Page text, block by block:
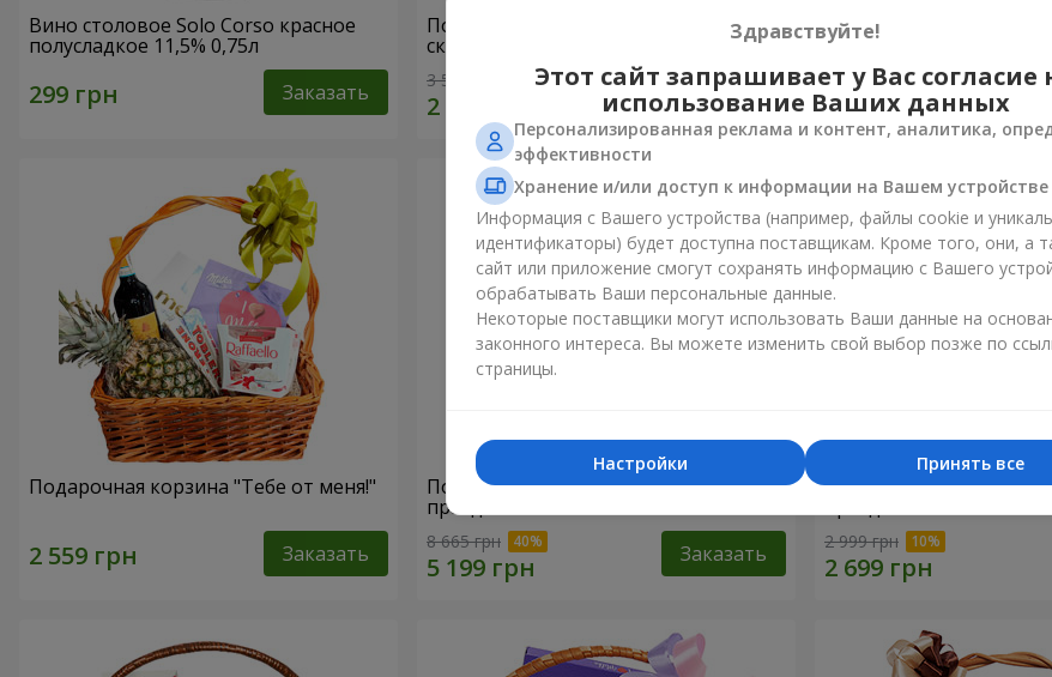
Вино столовое Solo Corso красное
полусладкое 11,5% 0,75л
Заказать
Подарочная коробка "Сладкая
сказка"
3 513 грн Заказать
Композиция "Сладкая
1 666 грн
Подарочная корзина "Тебе от меня!"
Заказать
Подарочная коробка "Предчувствие
праздника"
8 665 грн Заказать
Подарочная корзина
2 999 грн
Здравствуйте!
Этот сайт запрашивает у Вас согласие
использование Ваших данных
Персонализированная реклама и контент, аналитика,
эффективности
Хранение и/или доступ к информации на Вашем устройстве
Информация с Вашего устройства (например, файлы cookie и
идентификаторы) будет доступна поставщикам. Кроме того, они, а
сайт или приложение смогут сохранять информацию с Вашего
обрабатывать Ваши персональные данные.
Некоторые поставщики могут использовать Ваши данные на
законного интереса. Вы можете изменить свой выбор позже по
страницы.
Принять все
Настройки